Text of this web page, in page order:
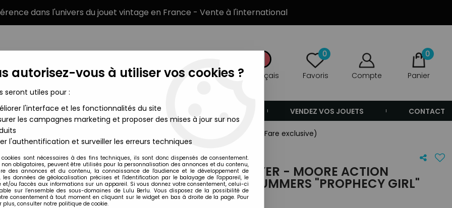
dans l'univers du jouet vintage en France - Vente à l'international
Français
0
Favoris Compte
0
Panier
MARQUES TYPE DE PRODUIT VENDEZ VOS JOUETS CONTACT
Slayer - Moore Action Collectibles - Buffy Summers "Prophecy Girl" (ToyFare exclusive)
Moore Action Collectibles
BUFFY THE VAMPIRE SLAYER - MOORE ACTION
COLLECTIBLES - BUFFY SUMMERS "PROPHECY GIRL"
(TOYFARE EXCLUSIVE)
autorisez-vous à utiliser vos cookies ?
seront utiles pour :
l'interface et les fonctionnalités du site
les campagnes marketing et proposer des mises à jour sur nos
l'authentification et surveiller les erreurs techniques
cookies sont nécessaires à des fins techniques, ils sont donc dispensés de consentement.
non obligatoires, peuvent être utilisés pour la personnalisation des annonces et du contenu,
des annonces et du contenu, la connaissance de l'audience et le développement de
les données de géolocalisation précises et l'identification par le balayage de l'appareil, le
et/ou l'accès aux informations sur un appareil. Si vous donnez votre consentement, celui-ci
sur l’ensemble des sous-domaines de Lulu Berlu. Vous disposez de la possibilité de
consentement à tout moment en cliquant sur le widget en bas à droite de la page. Pour
plus, consulter notre politique de cookie.